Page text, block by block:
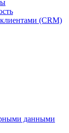
(CRM)
данными